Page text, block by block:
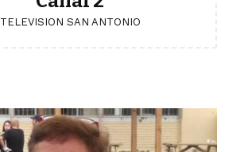
TELEVISION SAN ANTONIO